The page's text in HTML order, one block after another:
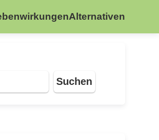
Alternativen
Suchen